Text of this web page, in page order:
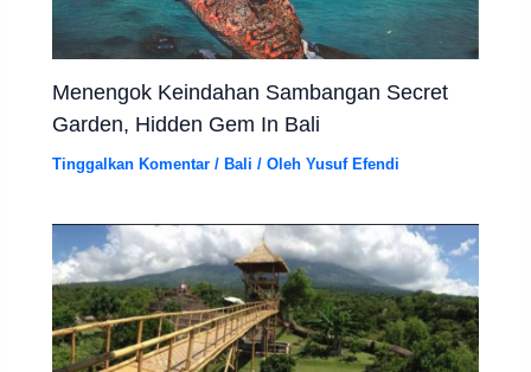
Menengok Keindahan Sambangan Secret
Garden, Hidden Gem In Bali
Tinggalkan Komentar / Bali / OlehYusuf Efendi